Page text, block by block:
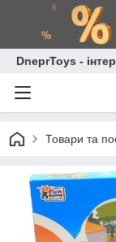
DneprToys -
Товари та